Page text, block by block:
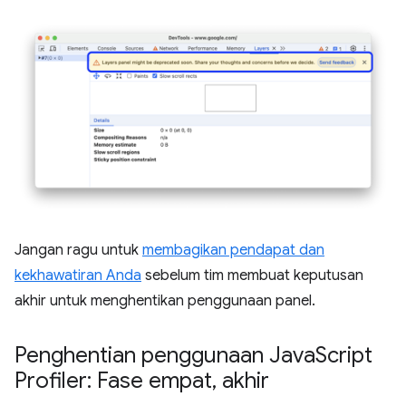
Jangan ragu untuk membagikan pendapat dan
kekhawatiran Anda sebelum tim membuat keputusan
akhir untuk menghentikan penggunaan panel.
Penghentian penggunaan JavaScript
Profiler: Fase empat, akhir